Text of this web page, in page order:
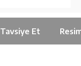
Tavsiye Et